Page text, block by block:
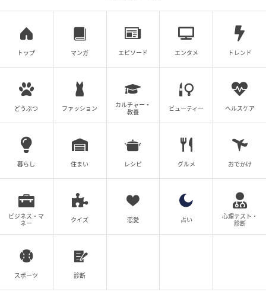
クリエイター情報
尾持トモ
関西在住。アルバイトと漫画を兼業している。 自分
ッと話など…。 きっと共感できる、誰かに寄り添え
る漫画を、インスタとブログで発信中。
の記事をもっとみる
トップ マンガ エピソード エンタメ トレンド
どうぶつ ファッション
カルチャー・
教養
ビューティー ヘルスケア
暮らし 住まい レシピ グルメ おでかけ
ビジネス・マ
ネー
クイズ 恋愛 占い
心理テスト・
診断
スポーツ 診断